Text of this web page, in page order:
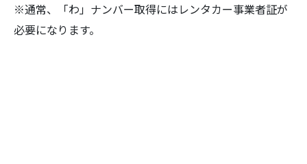
※通常、「わ」 ナンバー取得にはレンタカー事業者証が
必要になります。